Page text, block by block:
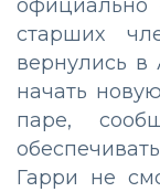
официально
старших
вернулись в
начать
паре,
Гарри не